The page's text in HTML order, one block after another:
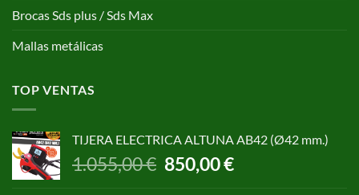
Brocas Sds plus / Sds Max
Mallas metálicas
TOP VENTAS
TIJERA ELECTRICA ALTUNA AB42 (Ø42 mm.)
1.055,00€ El
precio
850,00€El
precio